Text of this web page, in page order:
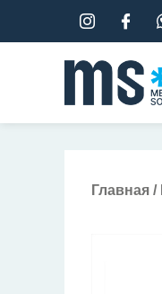
к
содержимому
Главная /